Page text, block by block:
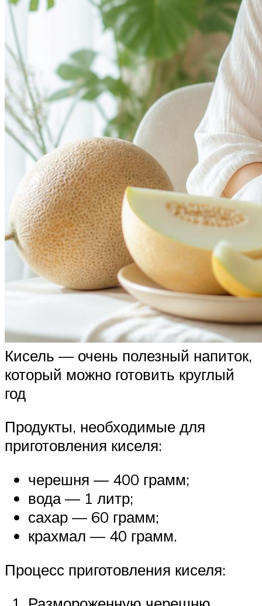
Кисель — очень полезный напиток,
который можно готовить круглый
год
Продукты, необходимые для
приготовления киселя:
черешня — 400 грамм;
вода — 1 литр;
сахар — 60 грамм;
крахмал — 40 грамм.
Процесс приготовления киселя: